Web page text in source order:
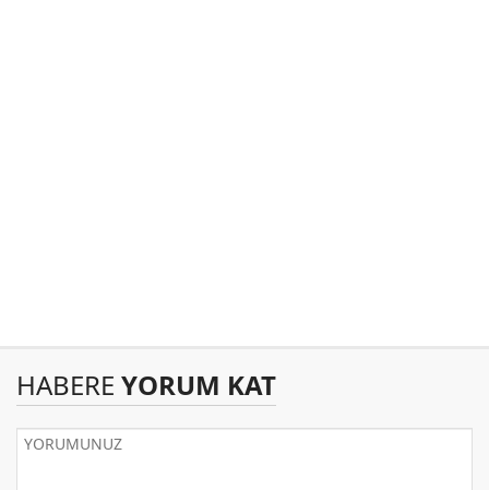
HABERE YORUM KAT